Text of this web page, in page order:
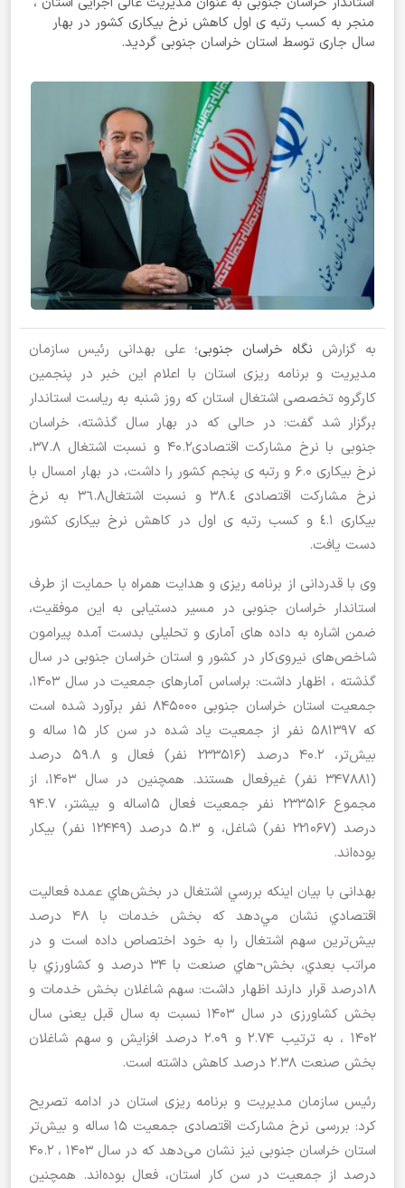
منجر به کسب رتبه ی اول کاهش نرخ بیکاری کشور در بهار
سال جاری توسط استان خراسان جنوبی گردید.
به گزارش نگاه خراسان جنوبی؛ علی بهدانی رئیس سازمان
مدیریت و برنامه ریزی استان با اعلام این خبر در پنجمین
کارگروه تخصصی اشتغال استان که روز شنبه به ریاست استاندار
برگزار شد گفت: در حالی که در بهار سال گذشته، خراسان
جنوبی با نرخ مشارکت اقتصادی40.2 و نسبت اشتغال 37.8،
نرخ بیکاری 6.0 و رتبه ی پنجم کشور را داشت، در بهار امسال با
نرخ مشارکت اقتصادی ٣٨.٤ و نسبت اشتغال٣٦.٨ به نرخ
بیکاری ٤.١ و کسب رتبه ی اول در کاهش نرخ بیکاری کشور
دست یافت.
وی با قدردانی از برنامه ریزی و هدایت همراه با حمایت از طرف
استاندار خراسان جنوبی در مسیر دستیابی به این موفقیت،
ضمن اشاره به داده های آماری و تحلیلی بدست آمده پیرامون
شاخص‌های نیروی‌کار در کشور و استان خراسان جنوبی در سال
گذشته ، اظهار داشت: براساس آمارهای جمعیت در سال 1403،
جمعيت استان خراسان جنوبی 845000 نفر برآورد شده است
كه 581397 نفر از جمعيت یاد شده در سن كار 15 ساله و
بيش‌تر، 40.2 درصد (233516 نفر) فعال و 59.8 درصد
(347881 نفر) غیرفعال هستند. همچنین در سال 1403، از
مجموع 233516 نفر جمعيت فعال 15ساله و بیشتر، 94.7
درصد (221067 نفر) شاغل، و 5.3 درصد (12449 نفر) بیکار
بوده‌اند.
بهدانی با بیان اینکه بررسي اشتغال در بخش‌هاي عمده فعاليت
اقتصادي نشان مي‌دهد كه بخش خدمات با 48 درصد
بيش‌ترين سهم اشتغال را به خود اختصاص داده است و در
مراتب بعدي، بخش¬هاي صنعت با 34 درصد و كشاورزي با
18درصد قرار دارند اظهار داشت: سهم شاغلان بخش خدمات و
بخش کشاورزی در سال 1403 نسبت به سال قبل یعنی سال
1402 ، به ترتیب 2.74 و 2.09 درصد افزایش و سهم شاغلان
بخش صنعت 2.38 درصد کاهش داشته است.
رئیس سازمان مدیریت و برنامه ریزی استان در ادامه تصریح
کرد: بررسی نرخ مشارکت اقتصادی جمعيت 15 ساله و بيش‌تر
استان خراسان جنوبی نیز نشان می‌دهد كه در سال 1403 ، 40.2
درصد از جمعیت در سن کار استان، فعال بوده‌اند. همچنین